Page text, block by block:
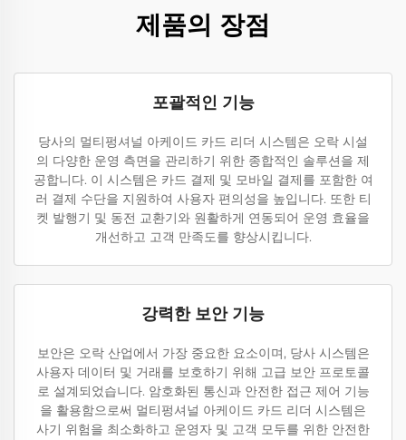
제품의 장점
포괄적인 기능
당사의 멀티펑셔널 아케이드 카드 리더 시스템은 오락 시설
의 다양한 운영 측면을 관리하기 위한 종합적인 솔루션을 제
공합니다. 이 시스템은 카드 결제 및 모바일 결제를 포함한 여
러 결제 수단을 지원하여 사용자 편의성을 높입니다. 또한 티
켓 발행기 및 동전 교환기와 원활하게 연동되어 운영 효율을
개선하고 고객 만족도를 향상시킵니다.
강력한 보안 기능
보안은 오락 산업에서 가장 중요한 요소이며, 당사 시스템은
사용자 데이터 및 거래를 보호하기 위해 고급 보안 프로토콜
로 설계되었습니다. 암호화된 통신과 안전한 접근 제어 기능
을 활용함으로써 멀티펑셔널 아케이드 카드 리더 시스템은
사기 위험을 최소화하고 운영자 및 고객 모두를 위한 안전한